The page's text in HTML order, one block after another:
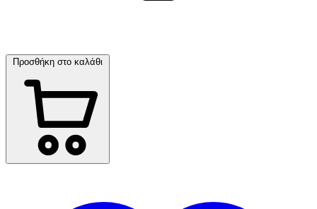
Προσθήκη στο καλάθι